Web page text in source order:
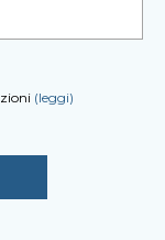
(leggi)